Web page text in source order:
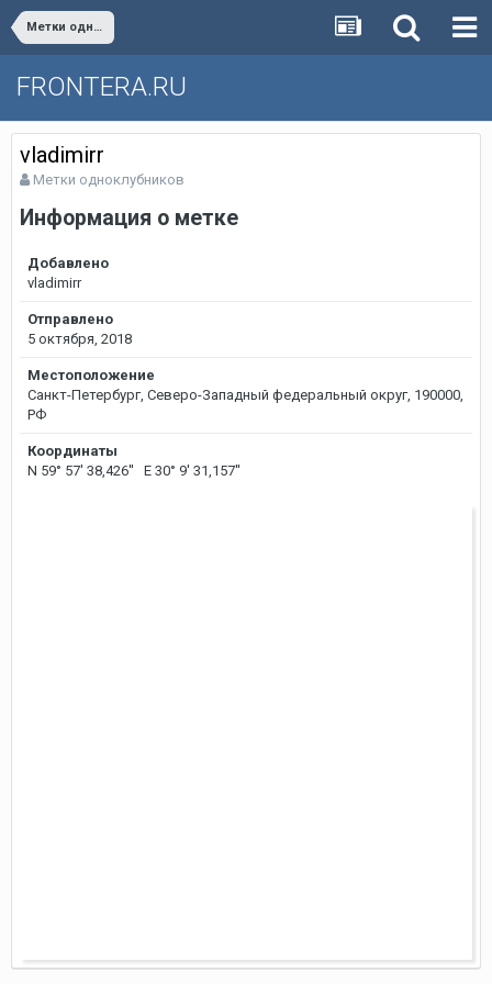
Метки одноклубников
FRONTERA.RU
vladimirr
Метки одноклубников
Информация о метке
Добавлено
vladimirr
Отправлено
5 октября, 2018
Местоположение
Санкт-Петербург, Северо-Западный федеральный округ, 190000,
РФ
Координаты
N 59° 57' 38,426'' E 30° 9' 31,157''